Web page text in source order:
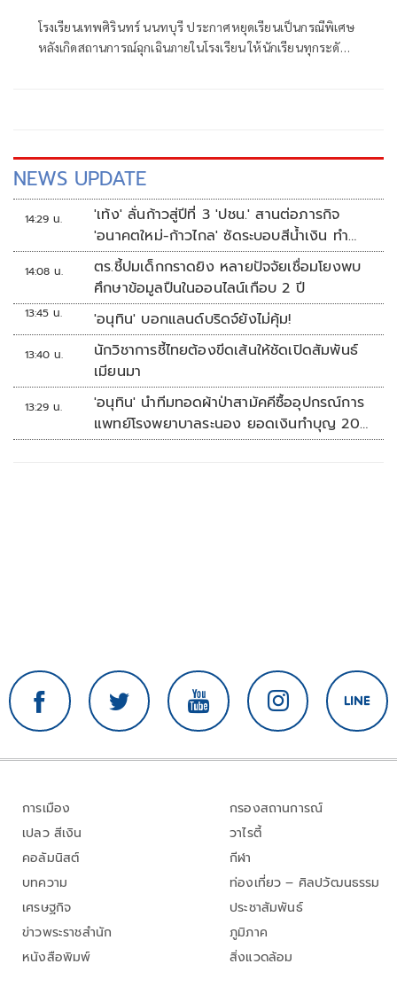
โรงเรียนเทพศิรินทร์ นนทบุรี ประกาศหยุดเรียนเป็นกรณีพิเศษ
หลังเกิดสถานการณ์ฉุกเฉินภายในโรงเรียน ให้นักเรียนทุกระดับ
NEWS UPDATE
14:29 น.
'เท้ง' ลั่นก้าวสู่ปีที่ 3 'ปชน.' สานต่อภารกิจ
'อนาคตใหม่-ก้าวไกล' ซัดระบอบสีน้ำเงิน ทำ
หลักนิติรัฐ-นิติธรรมสั่นคลอน
14:08 น.
ตร.ชี้ปมเด็กกราดยิง หลายปัจจัยเชื่อมโยงพบ
ศึกษาข้อมูลปืนในออนไลน์เกือบ 2 ปี
13:45 น. 'อนุทิน' บอกแลนด์บริดจ์ยังไม่คุ้ม!
13:40 น.
นักวิชาการชี้ไทยต้องขีดเส้นให้ชัดเปิดสัมพันธ์
เมียนมา
13:29 น.
'อนุทิน' นำทีมทอดผ้าป่าสามัคคีซื้ออุปกรณ์การ
แพทย์โรงพยาบาลระนอง ยอดเงินทำบุญ 20
ล้านบาท
การเมือง
เปลว สีเงิน
คอลัมนิสต์
บทความ
เศรษฐกิจ
ข่าวพระราชสำนัก
หนังสือพิมพ์
กรองสถานการณ์
วาไรตี้
กีฬา
ท่องเที่ยว – ศิลปวัฒนธรรม
ประชาสัมพันธ์
ภูมิภาค
สิ่งแวดล้อม